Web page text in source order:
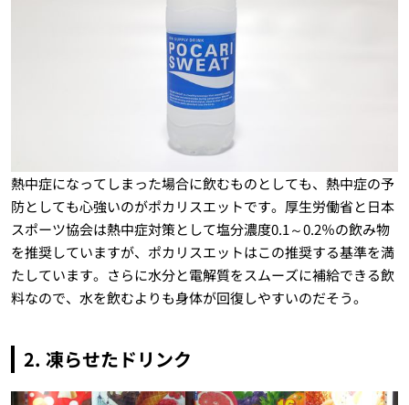
熱中症になってしまった場合に飲むものとしても、熱中症の予
防としても心強いのがポカリスエットです。厚生労働省と日本
スポーツ協会は熱中症対策として塩分濃度0.1～0.2％の飲み物
を推奨していますが、ポカリスエットはこの推奨する基準を満
たしています。さらに水分と電解質をスムーズに補給できる飲
料なので、水を飲むよりも身体が回復しやすいのだそう。
2. 凍らせたドリンク